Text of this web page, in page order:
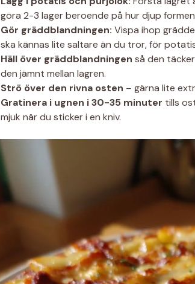
göra 2-3 lager beroende på hur djup
Gör gräddblandningen: Vispa ihop
ska kännas lite saltare än du tror, för
Häll över gräddblandningen så den
den jämnt mellan lagren.
Strö över den rivna osten – gärna lite
Gratinera i ugnen i 30-35 minuter tills
mjuk när du sticker i en kniv.